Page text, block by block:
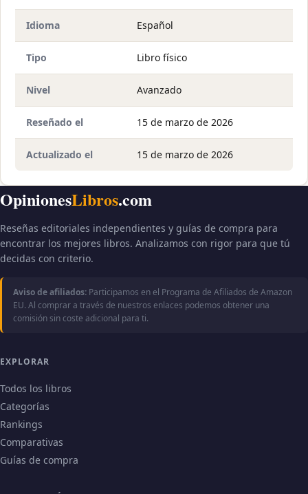
Idioma Español
Tipo Libro físico
Nivel Avanzado
Reseñado el 15 de marzo de 2026
Actualizado el 15 de marzo de 2026
OpinionesLibros.com
Reseñas editoriales independientes y guías de compra para
encontrar los mejores libros. Analizamos con rigor para que tú
decidas con criterio.
Aviso de afiliados: Participamos en el Programa de Afiliados de Amazon
EU. Al comprar a través de nuestros enlaces podemos obtener una
comisión sin coste adicional para ti.
EXPLORAR
Todos los libros
Categorías
Rankings
Comparativas
Guías de compra